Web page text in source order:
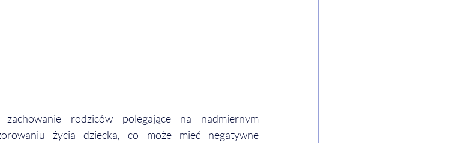
rodziców polegające na nadmiernym
życia dziecka, co może mieć negatywne